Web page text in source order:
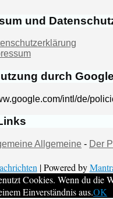
und
durch
intl/de/
Allgemeine - Der
| Powered by
Cookies. Wenn du die
Einverständnis aus.OK